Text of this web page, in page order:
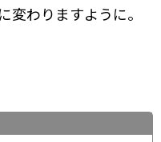
変わりますように。